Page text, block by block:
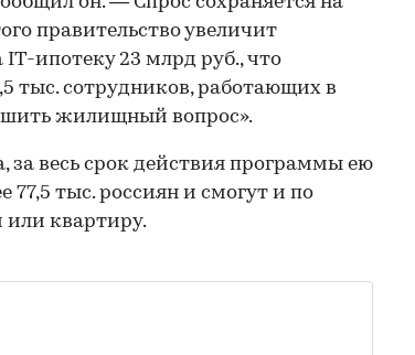
правительство увеличит
ипотеку 23 млрд руб., что
тыс. сотрудников, работающих в
жилищный вопрос».
за весь срок действия программы ею
77,5 тыс. россиян и смогут и по
или квартиру.